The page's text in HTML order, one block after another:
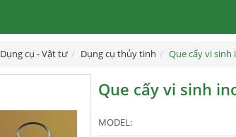
Dụng cụ - Vật tư Dụng cụ thủy tinh Que cấy vi sinh
Que cấy vi sinh
MODEL: